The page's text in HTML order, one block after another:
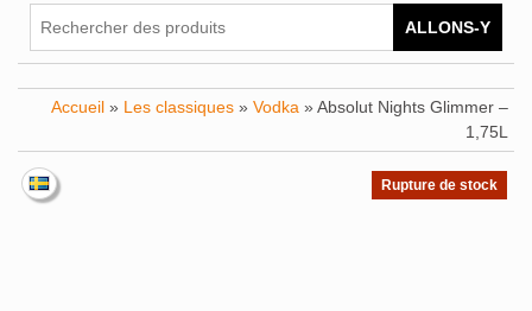
ALLONS-Y
Accueil » Les classiques » Vodka » Absolut Nights Glimmer –
1,75L
Rupture de stock